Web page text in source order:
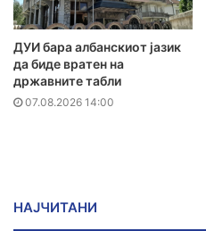
ДУИ бара албанскиот јазик
да биде вратен на
државните табли
07.08.2026 14:00
НАЈЧИТАНИ